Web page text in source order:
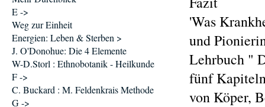
'Was
und
Lehrbuch "
fünf
von Köper,
E ->
Weg zur Einheit
Energien: Leben & Sterben >
J. O'Donohue: Die 4 Elemente
W-D.Storl : Ethnobotanik - Heilkunde
F ->
C. Buckard : M. Feldenkrais Methode
G ->